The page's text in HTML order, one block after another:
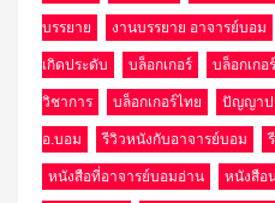
บรรยาย งานบรรยาย อาจารย์บอม
เกิดประดับ บล็อกเกอร์ บล็อกเกอ
วิชาการ บล็อกเกอร์ไทย ปัญญาป
อ.บอม รีวิวหนังกับอาจารย์บอม
หนังสือที่อาจารย์บอมอ่าน หนังสือ